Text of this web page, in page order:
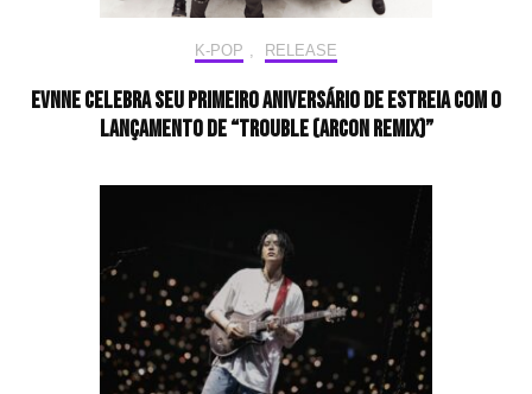
K-POP , RELEASE
EVNNE celebra seu primeiro aniversário de estreia com o
lançamento de “TROUBLE (arcon Remix)”